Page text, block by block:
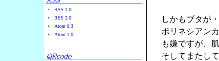
RSS 1.0
RSS 2.0
Atom 0.3
Atom 1.0
しかもブタが
ポリネシアン
も嫌ですが、
そしてまたし